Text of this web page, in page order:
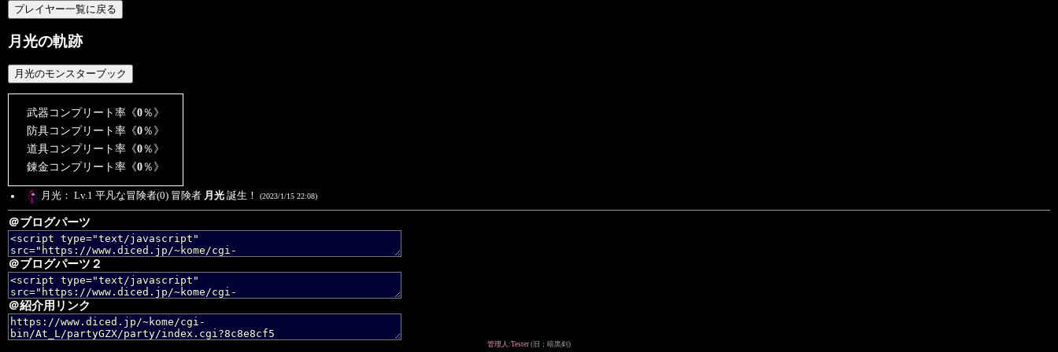
月光の軌跡
武器コンプリート率《0％》
防具コンプリート率《0％》
道具コンプリート率《0％》
錬金コンプリート率《0％》
月光： Lv.1 平凡な冒険者(0) 冒険者 月光誕生！ (2023/1/15 22:08)
＠ブログパーツ
＠ブログパーツ２
＠紹介用リンク
管理人:Tester (旧：暗黒剣)